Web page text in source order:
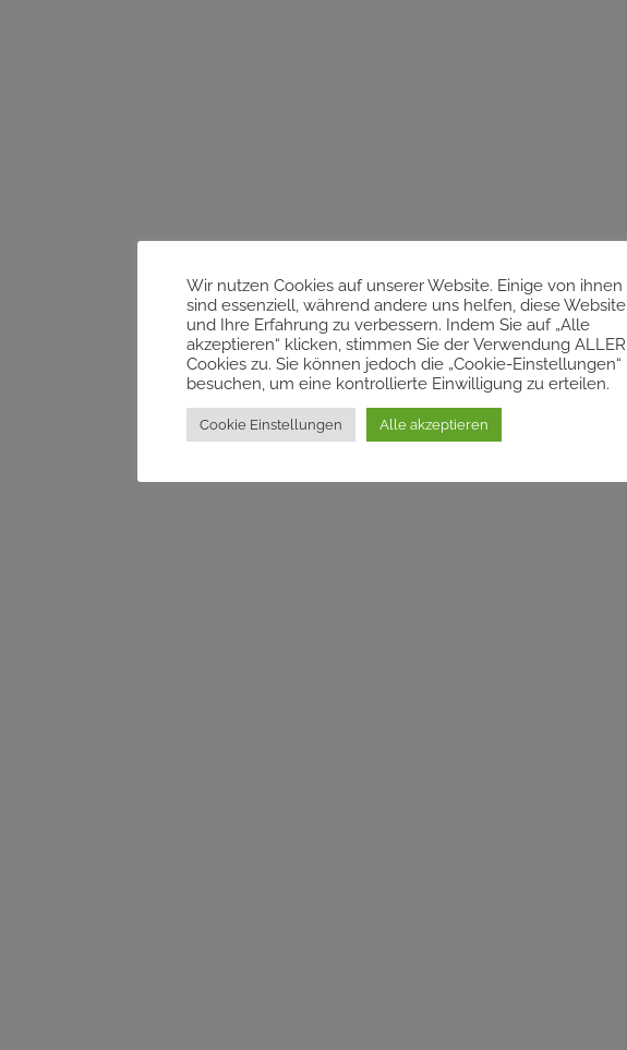
Wir nutzen Cookies auf unserer Website. Einige von ihnen
sind essenziell, während andere uns helfen, diese Website
und Ihre Erfahrung zu verbessern. Indem Sie auf „Alle
akzeptieren“ klicken, stimmen Sie der Verwendung ALLER
Cookies zu. Sie können jedoch die „Cookie-Einstellungen“
besuchen, um eine kontrollierte Einwilligung zu erteilen.
Cookie Einstellungen Alle akzeptieren